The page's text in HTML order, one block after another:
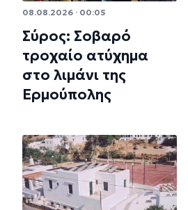
08.08.2026 · 00:05
Σύρος: Σοβαρό
τροχαίο ατύχημα
στο λιμάνι της
Ερμούπολης